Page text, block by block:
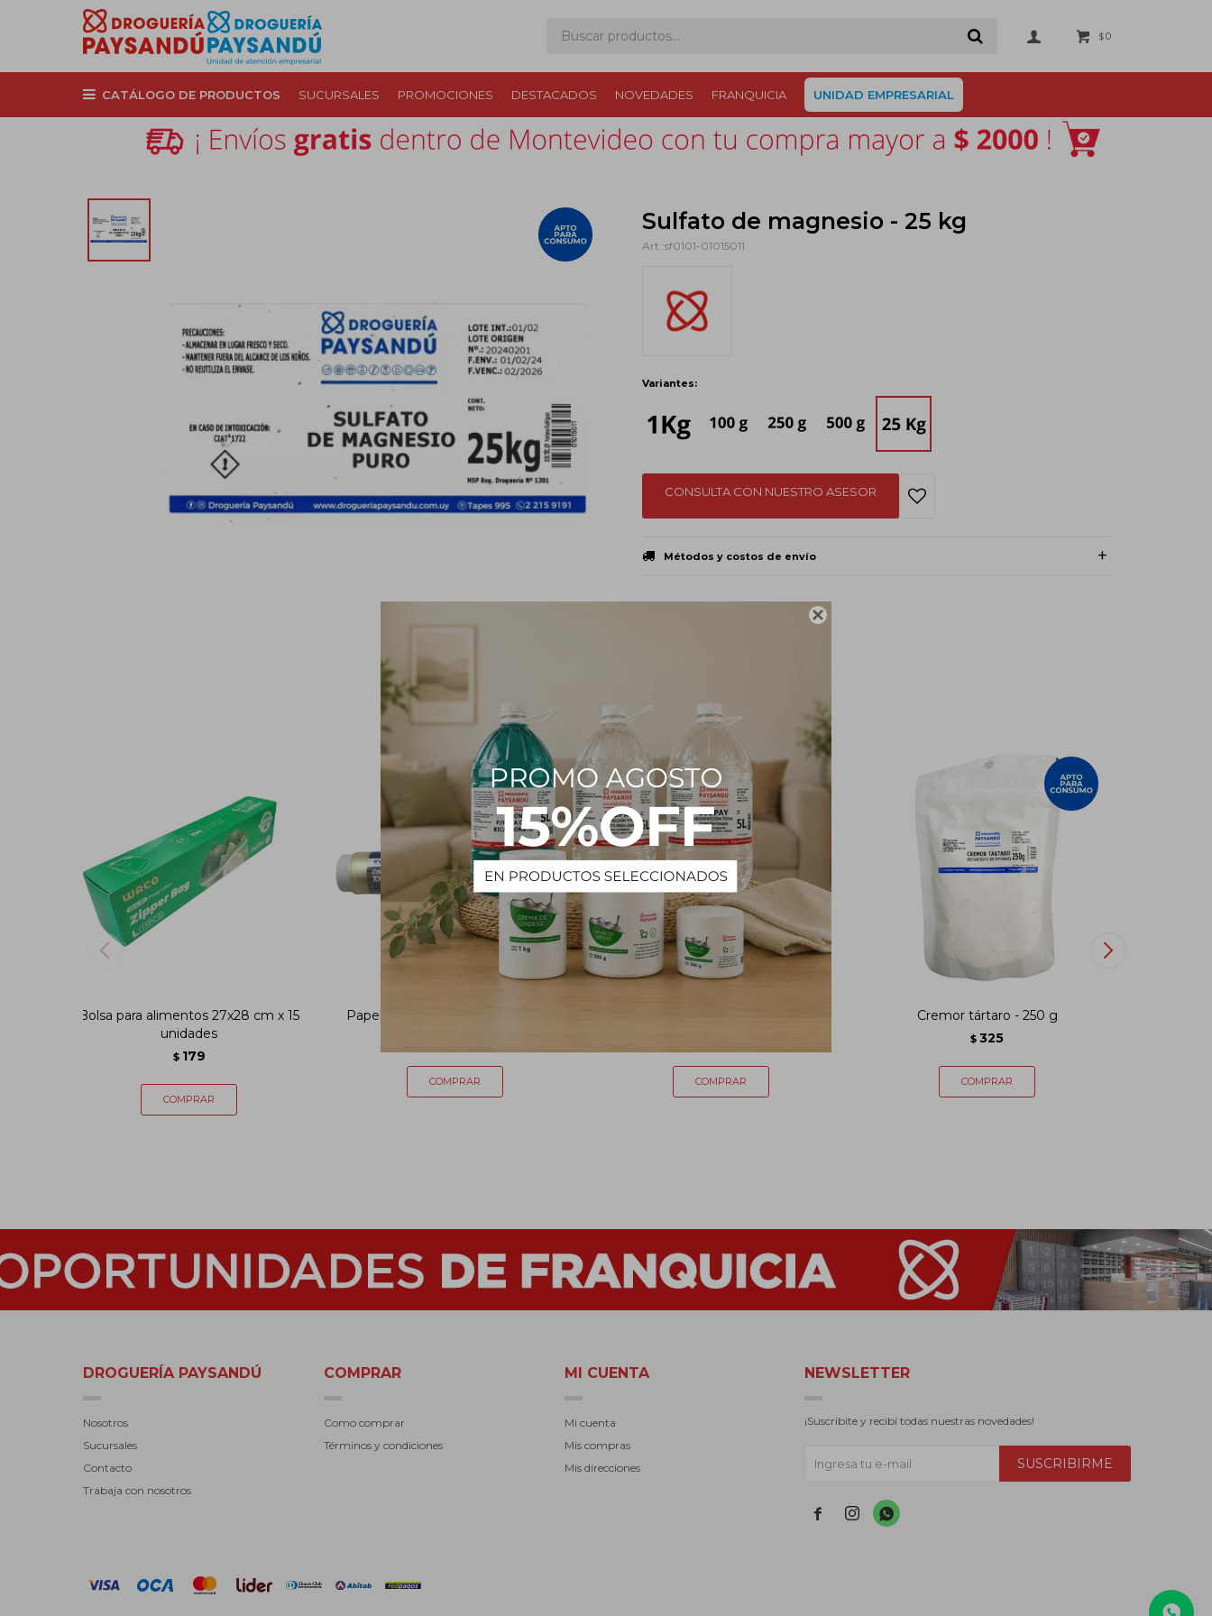

CATÁLOGO DE PRODUCTOS SUCURSALES PROMOCIONES DESTACADOS NOVEDADES FRANQUICIA UNIDAD EMPRESARIAL
$0
Sulfato de magnesio - 25 kg
sf0101-01015011
Variantes:
CONSULTA CON NUESTRO ASESOR
Métodos y costos de envío
PRODUCTOS QUE TE PUEDEN INTERESAR
Bolsa para alimentos 27x28 cm x 15
unidades
$ 179
Papel film - Rollo de 100m x 28cm Cremor tártaro - 250 g
$ 325
DROGUERÍA PAYSANDÚ
Nosotros
Sucursales
Contacto
Trabaja con nosotros
COMPRAR
Como comprar
Términos y condiciones
MI CUENTA
Mi cuenta
Mis compras
Mis direcciones
NEWSLETTER
¡Suscribite y recibí todas nuestras novedades!
SUSCRIBIRME
  